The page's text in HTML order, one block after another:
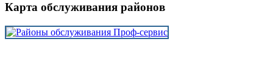
Карта обслуживания районов